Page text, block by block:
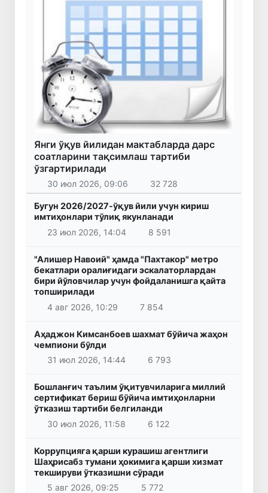
Янги ўқув йилидан мактабларда дарс
соатларини тақсимлаш тартиби
ўзгартирилади
30 июл 2026, 09:06 32 728
Бугун 2026/2027-ўқув йили учун кириш
имтиҳонлари тўлиқ якунланади
23 июл 2026, 14:04
8 591
"Алишер Навоий" ҳамда "Пахтакор" метро
бекатлари оралиғидаги эскалаторлардан
бири йўловчилар учун фойдаланишга қайта
топширилади
4 авг 2026, 10:29
7 854
Аҳаджон Кимсанбоев шахмат бўйича жаҳон
чемпиони бўлди
31 июл 2026, 14:44
6 793
Бошланғич таълим ўқитувчиларига миллий
сертификат бериш бўйича имтиҳонларни
ўтказиш тартиби белгиланди
30 июл 2026, 11:58
6 122
Коррупцияга қарши курашиш агентлиги
Шаҳрисабз тумани ҳокимига қарши хизмат
текшируви ўтказишни сўради
5 авг 2026, 09:25
5 772